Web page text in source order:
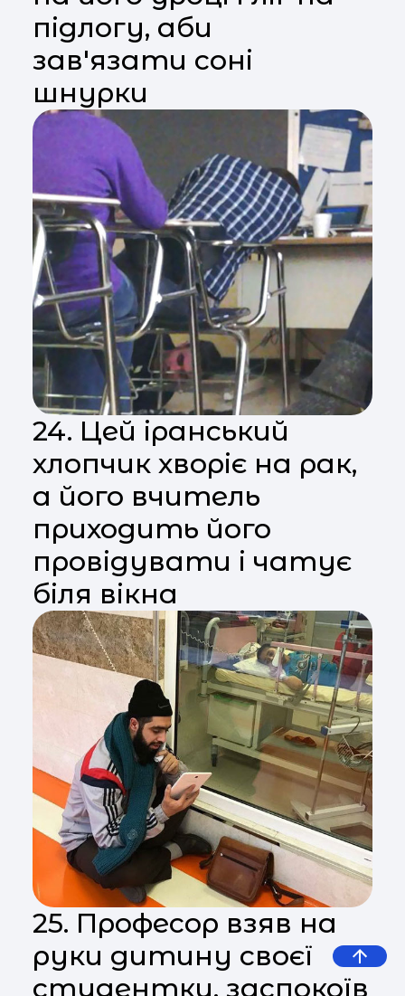
підлогу, аби
зав'язати соні
шнурки
24. Цей іранський
хлопчик хворіє на рак,
а його вчитель
приходить його
провідувати і чатує
біля вікна
25. Професор взяв на
руки дитину своєї
студентки, заспокоїв